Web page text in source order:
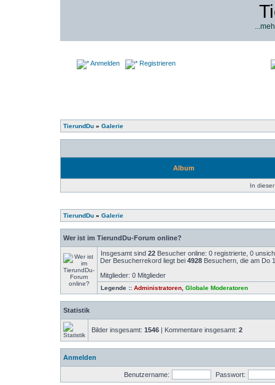
Anmelden Registrieren
TierundDu » Galerie
Album
In
TierundDu » Galerie
Wer ist im TierundDu-Forum online?
Insgesamt sind 22 Besucher online: 0 registrierte, 0
Der Besucherrekord liegt bei 4928 Besuchern, die am Do
Mitglieder: 0 Mitglieder
Legende :: Administratoren Globale Moderatoren
Statistik
Bilder insgesamt: 1546 | Kommentare insgesamt: 2
Anmelden
Benutzername: Passwort: